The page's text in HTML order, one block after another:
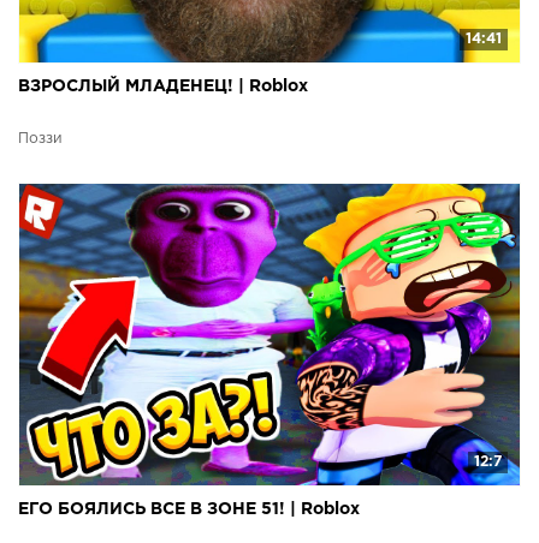
14:41
ВЗРОСЛЫЙ МЛАДЕНЕЦ! | Roblox
Поззи
12:7
ЕГО БОЯЛИСЬ ВСЕ В ЗОНЕ 51! | Roblox